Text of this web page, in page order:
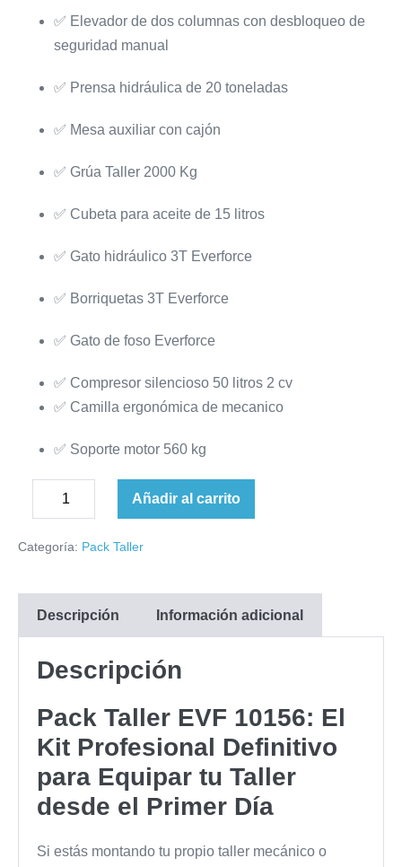
✅ Elevador de dos columnas con desbloqueo de
seguridad manual
✅ Prensa hidráulica de 20 toneladas
✅ Mesa auxiliar con cajón
✅ Grúa Taller 2000 Kg
✅ Cubeta para aceite de 15 litros
✅ Gato hidráulico 3T Everforce
✅ Borriquetas 3T Everforce
✅ Gato de foso Everforce
✅ Compresor silencioso 50 litros 2 cv
✅ Camilla ergonómica de mecanico
✅ Soporte motor 560 kg
Disminuir
la
Taller
Equipamiento
Completo
cantidad
Añadir al carrito
Categoría: Pack Taller
Descripción Información adicional
Descripción
Pack Taller EVF 10156: El
Kit Profesional Definitivo
para Equipar tu Taller
desde el Primer Día
Si estás montando tu propio taller mecánico o